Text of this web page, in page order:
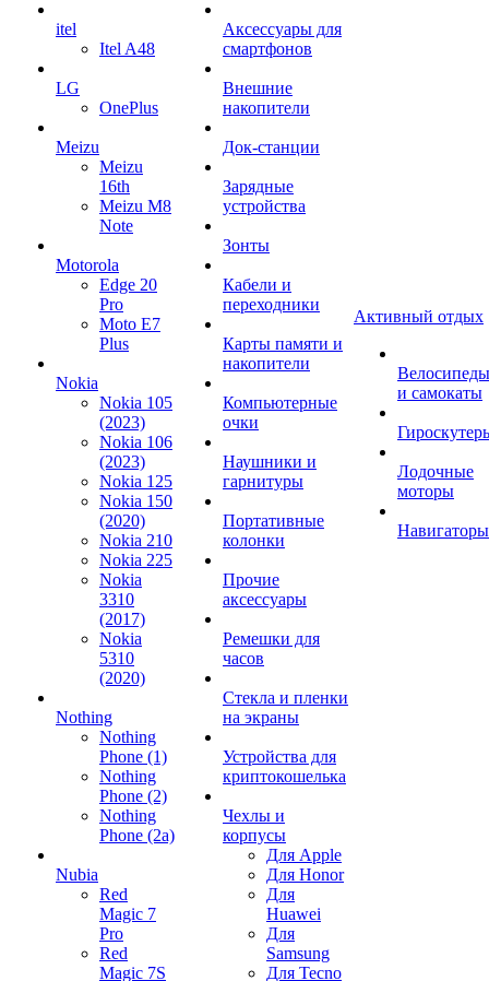
itel
Itel A48
LG
OnePlus
Meizu
Meizu
16th
Meizu M8
Note
Motorola
Edge 20
Pro
Moto E7
Plus
Nokia
Nokia 105
(2023)
Nokia 106
(2023)
Nokia 125
Nokia 150
(2020)
Nokia 210
Nokia 225
Nokia
3310
(2017)
Nokia
5310
(2020)
Nothing
Nothing
Phone (1)
Nothing
Phone (2)
Nothing
Phone (2a)
Nubia
Red
Magic 7
Pro
Red
Magic 7S
Аксессуары для
смартфонов
Внешние
накопители
Док-станции
Зарядные
устройства
Зонты
Кабели и
переходники
Карты памяти и
накопители
Компьютерные
очки
Наушники и
гарнитуры
Портативные
колонки
Прочие
аксессуары
Ремешки для
часов
Стекла и пленки
на экраны
Устройства для
криптокошелька
Чехлы и
корпусы
Для Apple
Для Honor
Для
Huawei
Для
Samsung
Для Tecno
Активный отдых
Велосипеды
и самокаты
Лодочные
моторы
Навигаторы